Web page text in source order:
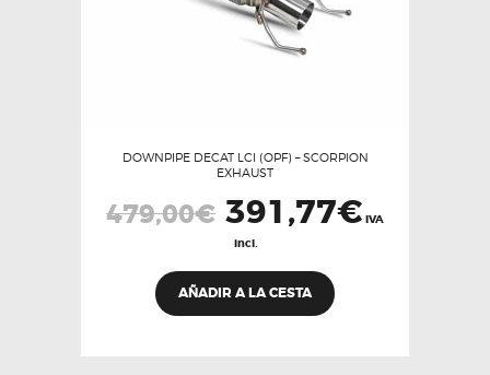
DOWNPIPE DECAT LCI (OPF) – SCORPION
EXHAUST
479,00€ El
precio
era:
391,77€precio
IVA
incl.
AÑADIR A LA CESTA